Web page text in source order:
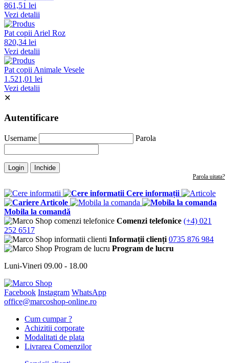
861,51 lei
Vezi detalii
Pat copii Ariel Roz
820,34 lei
Vezi detalii
Pat copii Animale Vesele
1.521,01 lei
Vezi detalii
✕
Autentificare
Username Parola
Login Inchide
Parola uitata?
Cere informații
Articole
Mobila la comandă
Comenzi telefonice (+4) 021
252 6517
Informații clienți 0735 876 984
Program de lucru
Luni-Vineri 09.00 - 18.00
Facebook Instagram WhatsApp
office@marcoshop-online.ro
Cum cumpar ?
Achizitii corporate
Modalitati de plata
Livrarea Comenzilor